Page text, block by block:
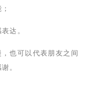
达。
也可以代表朋友之间
。